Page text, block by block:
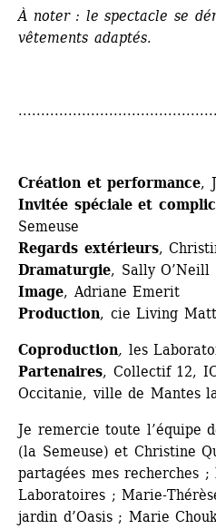
À noter : le spectacle se
vêtements adaptés.
Création et performance,
Invitée spéciale et
Semeuse
Regards extérieurs,
Dramaturgie, Sally O’Neill
Image, Adriane Emerit
Production, cie Living
Coproduction, les
Partenaires, Collectif 12,
Occitanie, ville de Mantes
Je remercie toute l’équipe
(la Semeuse) et Christine
partagées mes recherches
Laboratoires ; Marie-
jardin d’Oasis ; Marie